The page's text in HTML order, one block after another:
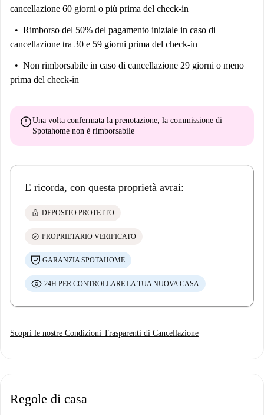
cancellazione 60 giorni o più prima del check-in
Rimborso del 50% del pagamento iniziale in caso di
cancellazione tra 30 e 59 giorni prima del check-in
Non rimborsabile in caso di cancellazione 29 giorni o meno
prima del check-in
errorUna volta confermata la prenotazione, la commissione di
Spotahome non è rimborsabile
E ricorda, con questa proprietà avrai:
lock DEPOSITO PROTETTO
check_circle PROPRIETARIO VERIFICATO
GARANZIA SPOTAHOME
24H PER CONTROLLARE LA TUA NUOVA CASA
Scopri le nostre Condizioni Trasparenti di Cancellazione
Regole di casa